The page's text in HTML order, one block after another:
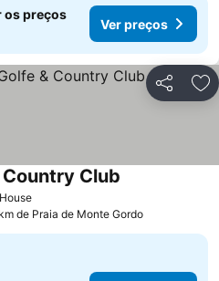
os preços
Ver preços
Partilhar
Club
de Praia de Monte Gordo